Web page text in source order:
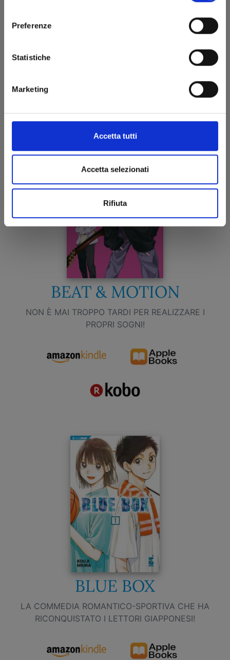
Preferenze
Statistiche
Marketing
Accetta tutti
Accetta selezionati
Rifiuta
TRATTO DALL'ACCLAMATA SERIE DI LIGHT
NOVEL FIRMATE DA NISIOISIN E SUPERBAMENTE
DISEGNATO DALL'ABILE MANO DI OH! GREAT!
BEAT & MOTION
NON È MAI TROPPO TARDI PER REALIZZARE I
PROPRI SOGNI!
BLUE BOX
LA COMMEDIA ROMANTICO-SPORTIVA CHE HA
RICONQUISTATO I LETTORI GIAPPONESI!